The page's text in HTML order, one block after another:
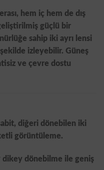
hem iç hem de dış
güçlü bir
sahip iki ayrı lensi
izleyebilir. Güneş
ve çevre dostu
diğeri dönebilen iki
görüntüleme.
dikey dönebilme ile geniş